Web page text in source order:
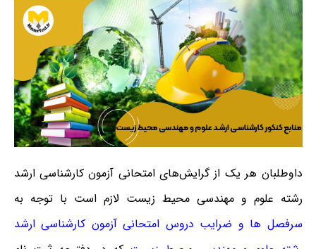
داوطلبان هر یک از گرایش‌های امتحانی آزمون کارشناسی ارشد
رشته علوم و مهندسی محیط زیست لازم است با توجه به
سرفصل ها و ضرایب دروس امتحانی آزمون کارشناسی ارشد